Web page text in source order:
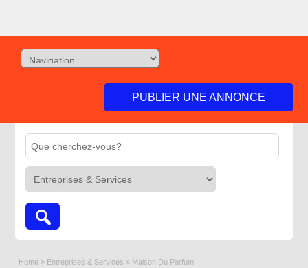
PUBLIER UNE ANNONCE
Home » Entreprises & Services » Maison Du Parfum